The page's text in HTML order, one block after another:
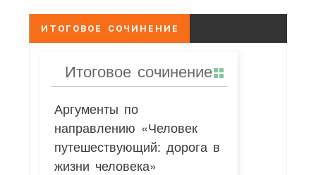
ИТОГОВОЕ СОЧИНЕНИЕ
Итоговое сочинение
Аргументы по
направлению «Человек
путешествующий: дорога в
жизни человека»